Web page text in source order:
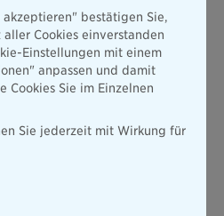
konsequent auf
des Neugeschäfts, da
Kunden gehen. Das gilt
vereinfachte
für Aktionsangebote bei der
mit dem Ziel sich
zu verschaffen. Das
als 100 Jahren Lösungen zur
in diesem Bereich
besonders wichtig ist und bleibt.
bestätigen Sie,
Cookies einverstanden
Einstellungen mit einem
anpassen und damit
Cookies Sie im Einzelnen
Sie jederzeit mit Wirkung für